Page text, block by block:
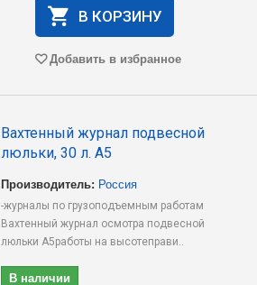
В КОРЗИНУ
Добавить в избранное
Вахтенный журнал подвесной
люльки, 30 л. А5
Производитель: Россия
-журналы по грузоподъемным работам
Вахтенный журнал осмотра подвесной
люльки А5работы на высотеправи..
В наличии